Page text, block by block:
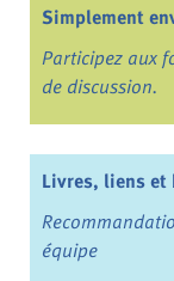
Simplement
Participez aux
de discussion.
Livres, liens et
équipe